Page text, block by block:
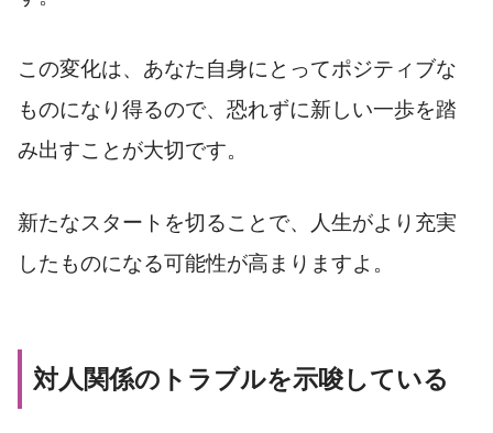
この変化は、あなた自身にとってポジティブな
ものになり得るので、恐れずに新しい一歩を踏
み出すことが大切です。
新たなスタートを切ることで、人生がより充実
したものになる可能性が高まりますよ。
対人関係のトラブルを示唆している